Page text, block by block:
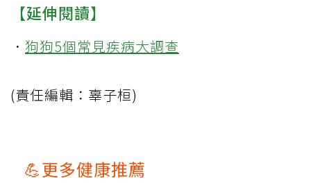
【延伸閱讀】
． 狗狗5個常見疾病大調查
(責任編輯：辜子桓)
💪更多健康推薦